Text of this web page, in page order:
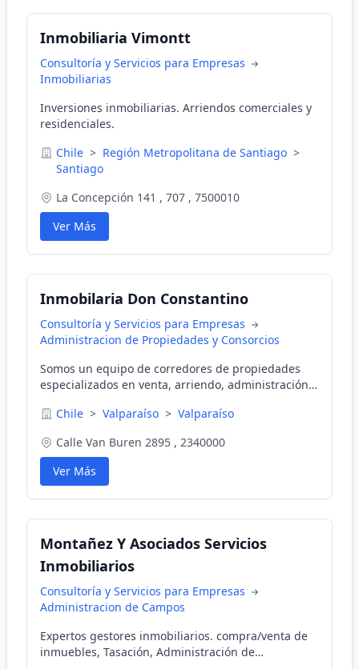
Inmobiliaria Vimontt
Consultoría y Servicios para Empresas
Inmobiliarias
Inversiones inmobiliarias. Arriendos comerciales y
residenciales.
Chile > Región Metropolitana de Santiago >
Santiago
La Concepción 141 , 707 , 7500010
Ver Más
Inmobilaria Don Constantino
Consultoría y Servicios para Empresas
Administracion de Propiedades y Consorcios
Somos un equipo de corredores de propiedades
especializados en venta, arriendo, administración
adicionalmente como complemento de nuestra
asesoría de compra de remates.
Chile > Valparaíso > Valparaíso
Calle Van Buren 2895 , 2340000
Ver Más
Montañez Y Asociados Servicios
Inmobiliarios
Consultoría y Servicios para Empresas
Administracion de Campos
Expertos gestores inmobiliarios. compra/venta de
inmuebles, Tasación, Administración de